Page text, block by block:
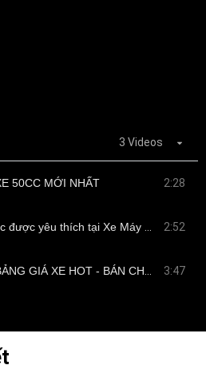
3 Videos
50CC MỚI NHẤT 2:28
2:52
3:47